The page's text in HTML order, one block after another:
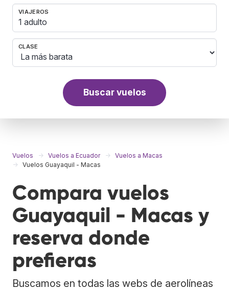
VIAJEROS
1 adulto
CLASE
Buscar vuelos
Vuelos Vuelos a Ecuador
Vuelos a Macas
Vuelos Guayaquil - Macas
Compara vuelos
Guayaquil - Macas y
reserva donde
prefieras
Buscamos en todas las webs de aerolíneas